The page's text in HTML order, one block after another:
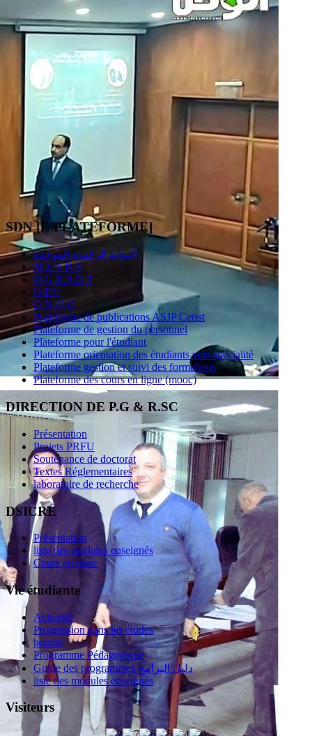
SDN [E-PLATEFORME]
البوابة الرقمية الموحدة
M.E.S.R.S
D.G.R.S.D.T
O.P.U
O.N.O.U
Plateforme de publications ASJP Cerist
Plateforme de gestion du personnel
Plateforme pour l'étudiant
Plateforme orientation des étudiants vers spécialité
Plateforme gestion et suivi des formations
Plateforme des cours en ligne (mooc)
DIRECTION DE P.G & R.SC
Présentation
Projets PRFU
Soutenance de doctorat
Textes Réglementaires
laboratoire de recherche
DSICRE
Présentation
liste des modules enseignés
Cours en ligne
Vie étudiante
Actualité
Progression dans les études
bourse
Programme Pédagogique
Guide des programmes دليل البرامج
liste des modules enseignés
Visiteurs